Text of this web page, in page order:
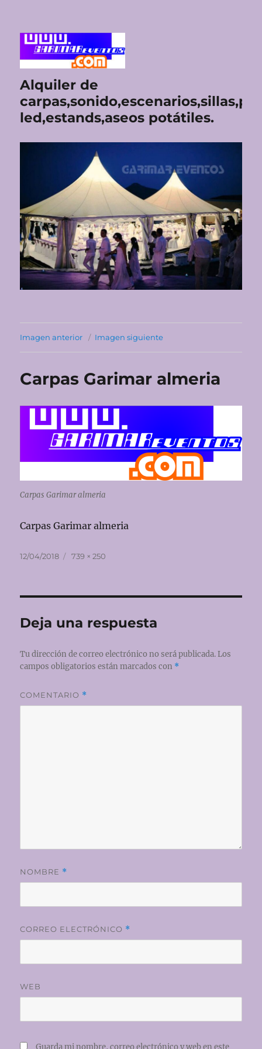
Alquiler de
led,estands,aseos potátiles.
Imagen anterior Imagen siguiente
Carpas Garimar almeria
Carpas Garimar almeria
Carpas Garimar almeria
Publicado
12/04/2018
Tamaño
739 × 250
Deja una respuesta
Tu dirección de correo electrónico no será publicada. Los
campos obligatorios están marcados con *
COMENTARIO *
NOMBRE *
CORREO ELECTRÓNICO *
WEB